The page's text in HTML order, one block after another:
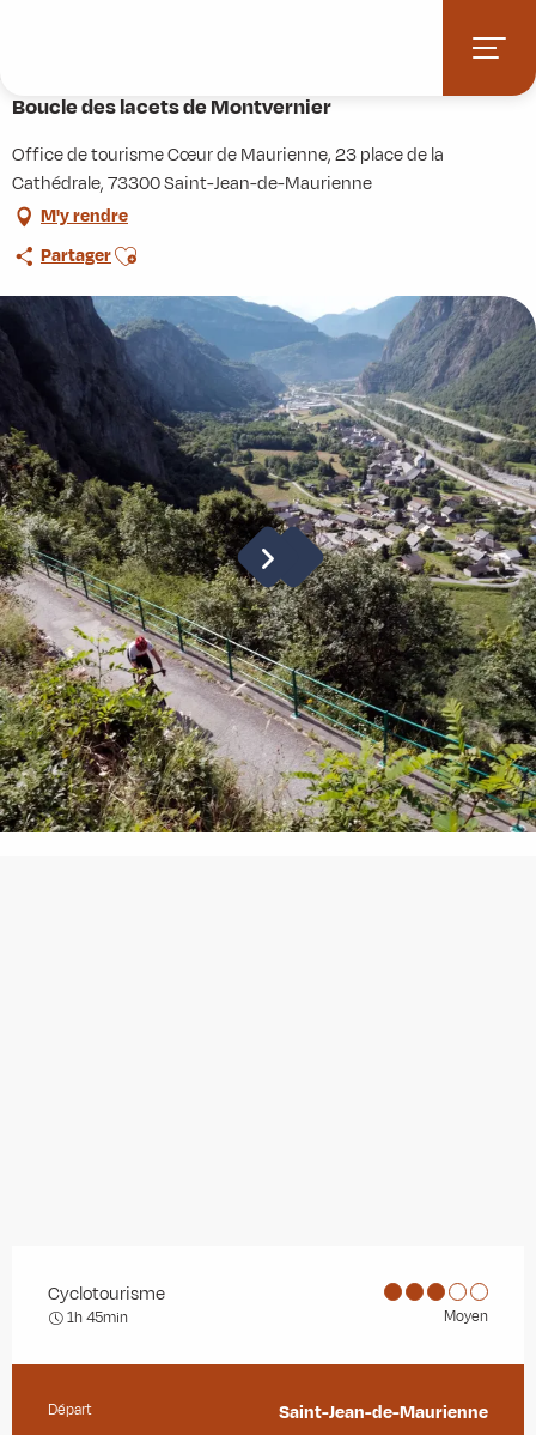
principal
Boucle des lacets de Montvernier
Office de tourisme Cœur de Maurienne, 23 place de la
Cathédrale, 73300 Saint-Jean-de-Maurienne
M'y rendre
PartagerAjouter aux favoris
Cyclotourisme
1h 45min Moyen
Informations pratiques
Départ Saint-Jean-de-Maurienne